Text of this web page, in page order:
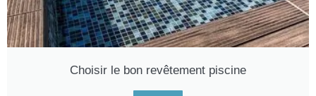
Choisir le bon revêtement piscine